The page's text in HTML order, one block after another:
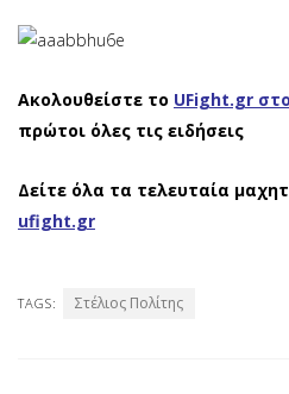
Ακολουθείστε το UFight.gr
πρώτοι όλες τις ειδήσεις
Δείτε όλα τα τελευταία
ufight.gr
TAGS: Στέλιος Πολίτης